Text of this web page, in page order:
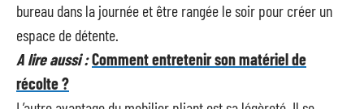
bureau dans la journée et être rangée le soir pour créer un
espace de détente.
A lire aussi :Comment entretenir son matériel de
récolte ?